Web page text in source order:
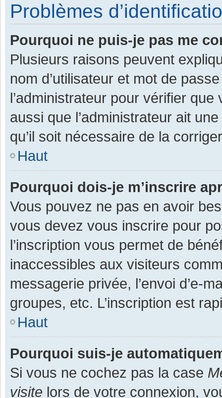
Problèmes
Pourquoi ne puis-je pas me
Plusieurs raisons peuvent
nom d’utilisateur et mot de
l’administrateur pour vérifier
aussi que l’administrateur ait
qu’il soit nécessaire de la
Haut
Pourquoi dois-je m’inscrire
Vous pouvez ne pas en avoir
vous devez vous inscrire pour
l’inscription vous permet de
inaccessibles aux visiteurs
messagerie privée, l’envoi d’e-
groupes, etc. L’inscription est
Haut
Pourquoi suis-je
Si vous ne cochez pas la case
visite lors de votre connexion,